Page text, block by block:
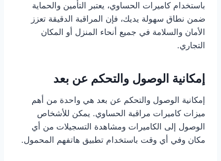
باستخدام كاميرات الحساوي، يعتبر التأمين والحماية
ضمن نطاق سهولة يديك، فإن المراقبة الدقيقة تعزز
الأمان والسلامة في جميع أنحاء المنزل أو المكان
التجاري.
إمكانية الوصول والتحكم عن بعد
إمكانية الوصول والتحكم عن بعد هي واحدة من أهم
ميزات كاميرات مراقبة الحساوي. يمكن للأشخاص
الوصول إلى الكاميرات ومشاهدة التسجيلات من أي
مكان وفي أي وقت باستخدام تطبيق هاتفهم المحمول.